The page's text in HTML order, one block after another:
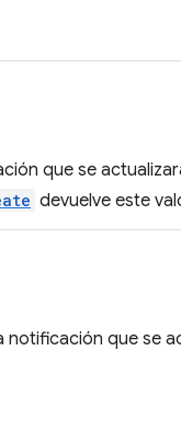
que se
devuelve este
notificación que se